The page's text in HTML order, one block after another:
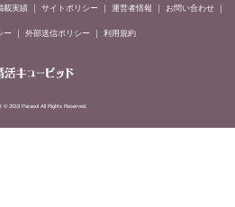
載実績 サイトポリシー 運営者情報 お問い合わせ
ー 外部送信ポリシー 利用規約
© 2019 Parasol All Rights Reserved.